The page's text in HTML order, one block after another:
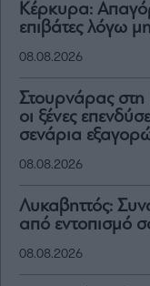
Κέρκυρα:
επιβάτες λόγω
08.08.2026
Στουρνάρας στη
οι ξένες
σενάρια
08.08.2026
Λυκαβηττός:
από εντοπισμό
08.08.2026